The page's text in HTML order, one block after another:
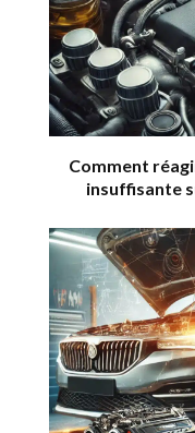
Comment
insuffisante